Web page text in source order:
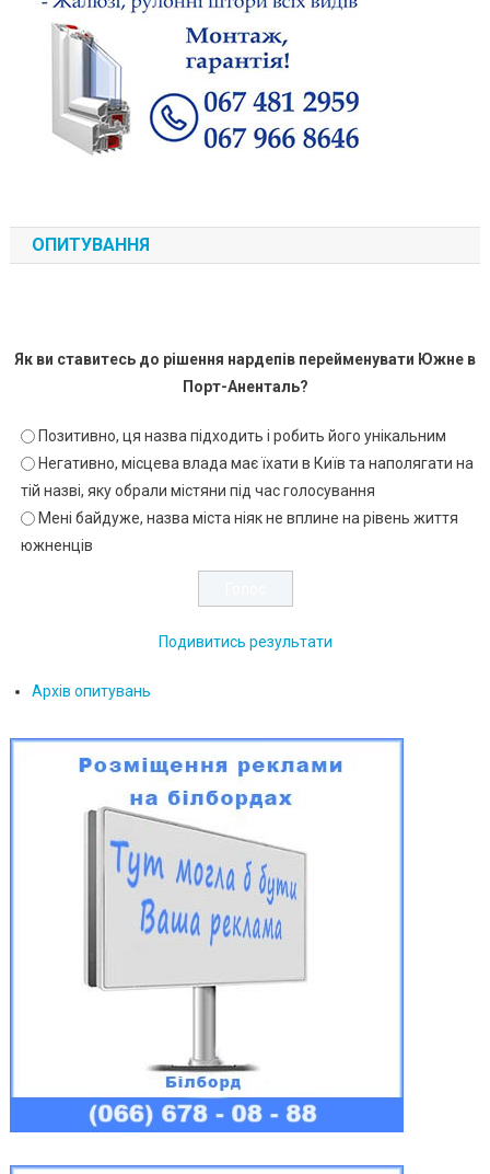
ОПИТУВАННЯ
Як ви ставитесь до рішення нардепів перейменувати Южне в
Порт-Аненталь?
Позитивно, ця назва підходить і робить його унікальним
Негативно, місцева влада має їхати в Київ та наполягати на
тій назві, яку обрали містяни під час голосування
Мені байдуже, назва міста ніяк не вплине на рівень життя
южненців
Подивитись результати
Архів опитувань